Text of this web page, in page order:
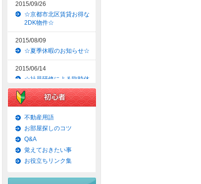
2015/09/26
☆京都市北区賃貸お得な
2DK物件☆
2015/08/09
☆夏季休暇のお知らせ☆
2015/06/14
☆社員研修による臨時休
業のお知らせ☆
2015/06/09
☆京都市上京区賃貸お得
な1ＬＤＫマンション☆
2015/06/07
☆京都市左京区賃貸お得
な1Ｋマンション☆
2015/06/02
不動産用語
お部屋探しのコツ
Q&A
覚えておきたい事
お役立ちリンク集